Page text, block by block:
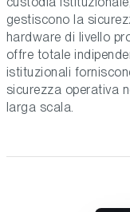
gestiscono la
hardware di livello
offre totale
istituzionali
sicurezza operativa
larga scala.